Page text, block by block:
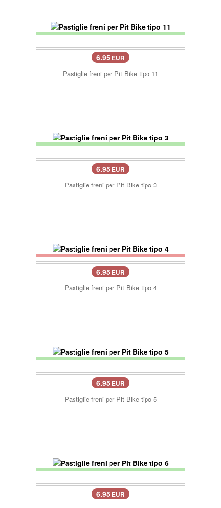
6.95 EUR
Pastiglie freni per Pit Bike tipo 11
6.95 EUR
Pastiglie freni per Pit Bike tipo 3
6.95 EUR
Pastiglie freni per Pit Bike tipo 4
6.95 EUR
Pastiglie freni per Pit Bike tipo 5
6.95 EUR